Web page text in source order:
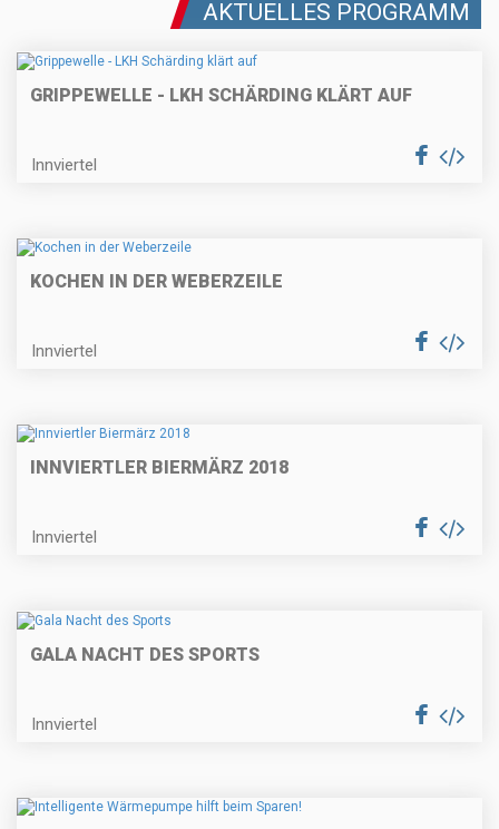
AKTUELLES PROGRAMM
GRIPPEWELLE - LKH SCHÄRDING KLÄRT AUF
Innviertel
KOCHEN IN DER WEBERZEILE
Innviertel
INNVIERTLER BIERMÄRZ 2018
Innviertel
GALA NACHT DES SPORTS
Innviertel